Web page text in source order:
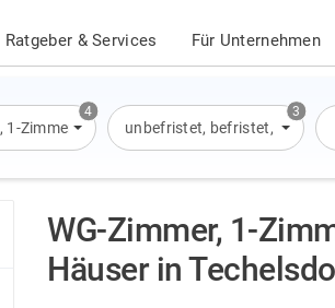
Ratgeber & Services Für Unternehmen
4
, 1-Zimmer-Wohnung,Wohnung,Haus
3
unbefristet, befristet,
WG-Zimmer, 1-
Häuser in